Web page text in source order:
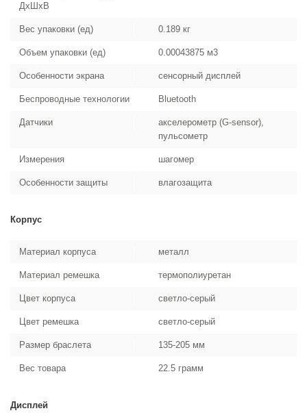
ДхШхВ
Вес упаковки (ед) 0.189 кг
Объем упаковки (ед) 0.00043875 м3
Особенности экрана сенсорный дисплей
Беспроводные технологии Bluetooth
Датчики
акселерометр (G-sensor),
пульсометр
Измерения шагомер
Особенности защиты влагозащита
Корпус
Материал корпуса металл
Материал ремешка термополиуретан
Цвет корпуса светло-серый
Цвет ремешка светло-серый
Размер браслета 135-205 мм
Вес товара 22.5 грамм
Дисплей